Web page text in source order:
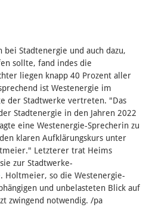
Stadtenergie und auch dazu,
sollte, fand indes die
liegen knapp 40 Prozent aller
ist Westenergie im
der Stadtwerke vertreten. "Das
Stadtenergie in den Jahren 2022
eine Westenergie-Sprecherin zu
klaren Aufklärungskurs unter
Letzterer trat Heims
zur Stadtwerke-
. Holtmeier, so die Westenergie-
und unbelasteten Blick auf
zwingend notwendig. /pa